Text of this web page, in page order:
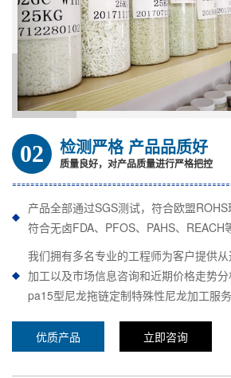
02 检测严格 产品品质好
质量良好，对产品质量进行严格把控
产品全部通过SGS测试，符合欧盟
符合无卤FDA、PFOS、PAHS、REACH
我们拥有多名专业的工程师为客户提供从
加工以及市场信息咨询和近期价格走势
pa15型尼龙拖链定制特殊性尼龙加工服务
优质产品 立即咨询